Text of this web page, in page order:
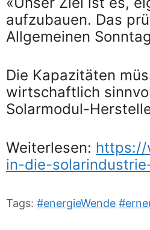
aufzubauen. Das
Allgemeinen
Die Kapazitäten
wirtschaftlich
Solarmodul-
Weiterlesen: https://
in-die-
Tags: #energieWende